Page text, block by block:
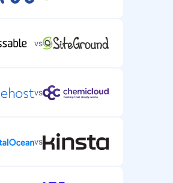
vs
vs
vs